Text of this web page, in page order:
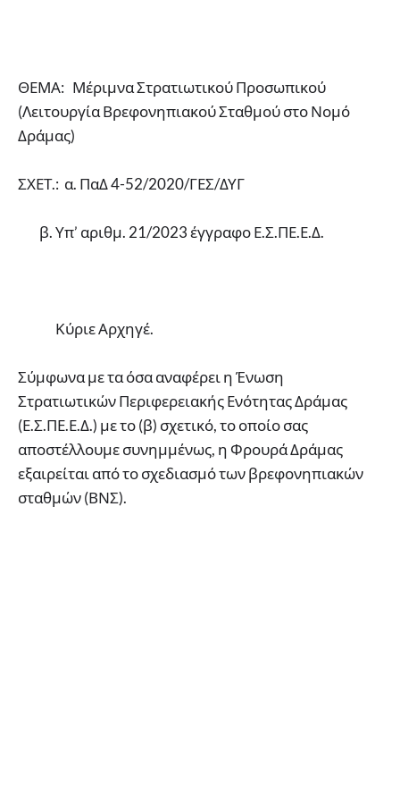
ΘΕΜΑ: Μέριμνα Στρατιωτικού Προσωπικού
(Λειτουργία Βρεφονηπιακού Σταθμού στο Νομό
Δράμας)
ΣΧΕΤ.: α. ΠαΔ 4-52/2020/ΓΕΣ/ΔΥΓ
β. Υπ’ αριθμ. 21/2023 έγγραφο Ε.Σ.ΠΕ.Ε.Δ.
Κύριε Αρχηγέ.
Σύμφωνα με τα όσα αναφέρει η Ένωση
Στρατιωτικών Περιφερειακής Ενότητας Δράμας
(Ε.Σ.ΠΕ.Ε.Δ.) με το (β) σχετικό, το οποίο σας
αποστέλλουμε συνημμένως, η Φρουρά Δράμας
εξαιρείται από το σχεδιασμό των βρεφονηπιακών
σταθμών (ΒΝΣ).